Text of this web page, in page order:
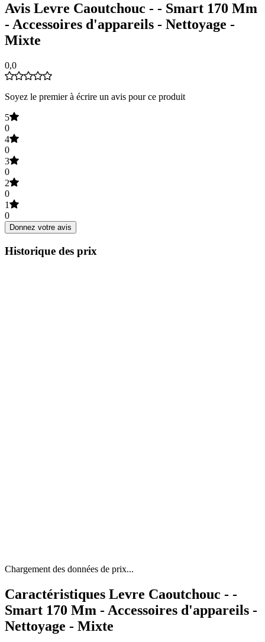
Avis Levre Caoutchouc - - Smart 170 Mm
- Accessoires d'appareils - Nettoyage -
Mixte
0,0
Soyez le premier à écrire un avis pour ce produit
5
0
4
0
3
0
2
0
1
0
Donnez votre avis
Historique des prix
Chargement des données de prix...
Caractéristiques Levre Caoutchouc - -
Smart 170 Mm - Accessoires d'appareils -
Nettoyage - Mixte